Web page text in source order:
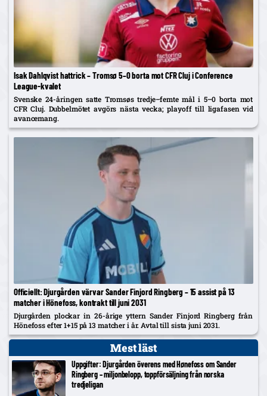
Isak Dahlqvist hattrick – Tromsø 5–0 borta mot CFR Cluj i Conference
League-kvalet
Svenske 24-åringen satte Tromsøs tredje–femte mål i 5–0 borta mot
CFR Cluj. Dubbelmötet avgörs nästa vecka; playoff till ligafasen vid
avancemang.
Officiellt: Djurgården värvar Sander Finjord Ringberg – 15 assist på 13
matcher i Hönefoss, kontrakt till juni 2031
Djurgården plockar in 26-årige yttern Sander Finjord Ringberg från
Hönefoss efter 1+15 på 13 matcher i år. Avtal till sista juni 2031.
Mest läst
Uppgifter: Djurgården överens med Hønefoss om Sander
Ringberg – miljonbelopp, toppförsäljning från norska
tredjeligan